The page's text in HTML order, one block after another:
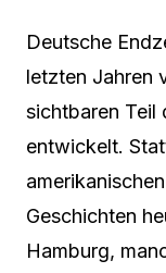
Deutsche
letzten Jahren
sichtbaren Teil
entwickelt.
Geschichten
Hamburg,